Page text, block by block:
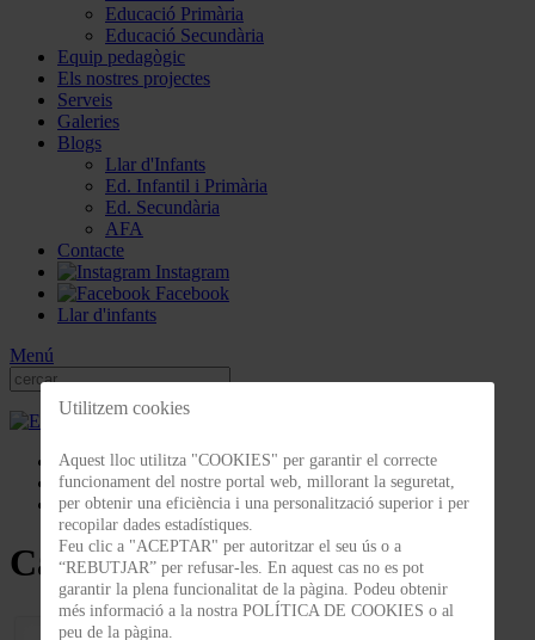
Educació Primària
Educació Secundària
Equip pedagògic
Els nostres projectes
Serveis
Galeries
Blogs
Llar d'Infants
Ed. Infantil i Primària
Ed. Secundària
AFA
Contacte
Instagram
Facebook
Llar d'infants
Menú
Galeries
Celebracions
Castanyada 2019
Castanyada 2019
Utilitzem cookies
Aquest lloc utilitza "COOKIES" per garantir el correcte
funcionament del nostre portal web, millorant la seguretat,
per obtenir una eficiència i una personalització superior i per
recopilar dades estadístiques.
Feu clic a "ACEPTAR" per autoritzar el seu ús o a
“REBUTJAR” per refusar-les. En aquest cas no es pot
garantir la plena funcionalitat de la pàgina. Podeu obtenir
més informació a la nostra POLÍTICA DE COOKIES o al
peu de la pàgina.